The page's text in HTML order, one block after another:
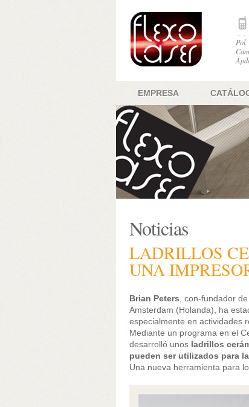
EMPRESA
Noticias
LADRILLOS
UNA
Brian Peters , con-fundador
Amsterdam (Holanda), ha
especialmente en actividades
Mediante un programa en el
desarrolló unos ladrillos
pueden ser utilizados para
Una nueva herramienta para